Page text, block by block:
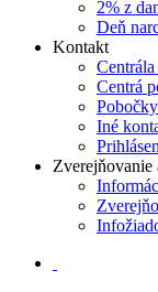
2% z
Deň
Kontakt
Centrá
Pobočky
Iné
Zverejňovanie